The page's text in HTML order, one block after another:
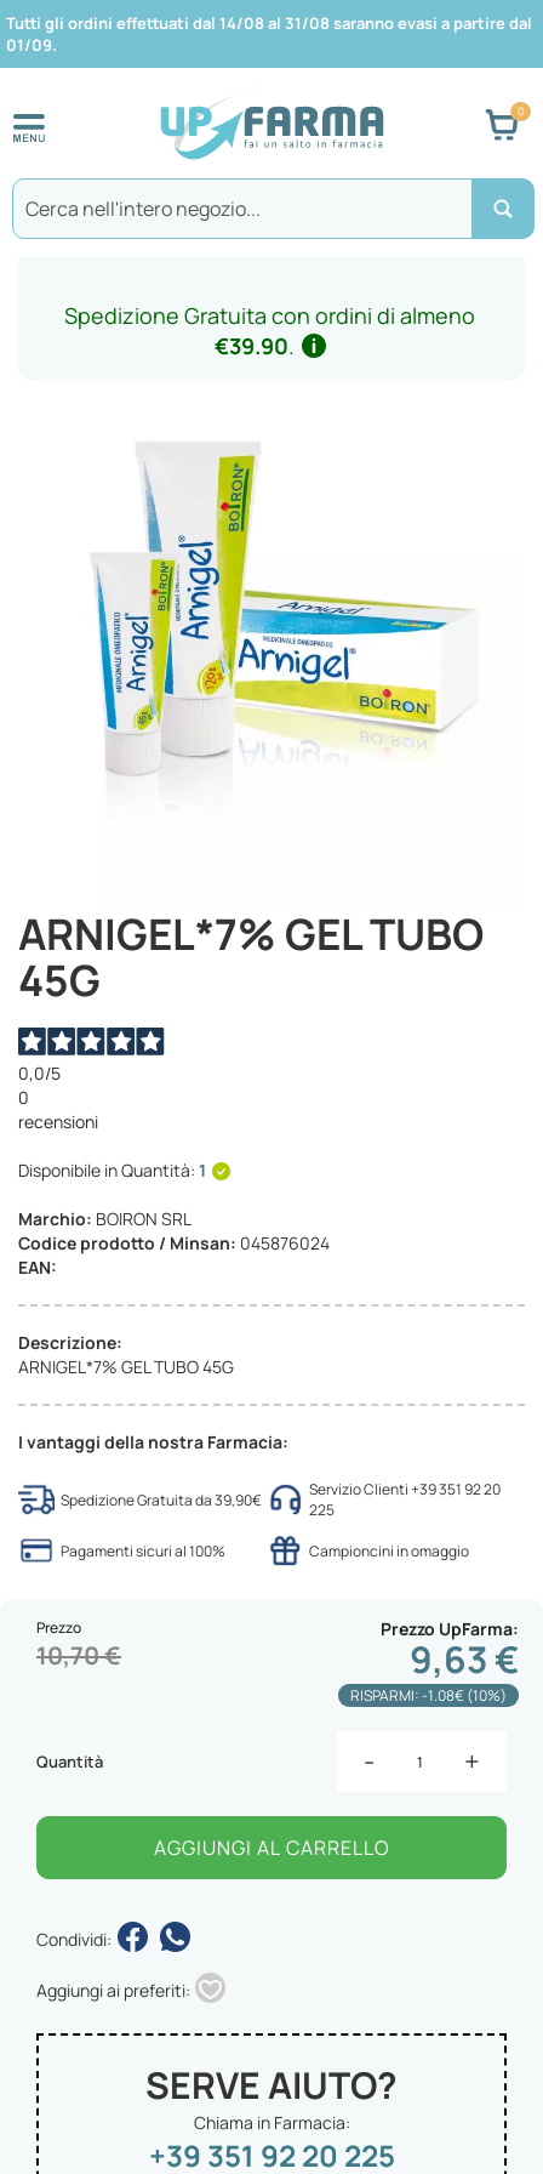
Tutti gli ordini effettuati dal 14/08 al 31/08 saranno evasi a partire dal
01/09.
Spedizione Gratuita con ordini di almeno
€39.90.
ARNIGEL*7% GEL TUBO
45G
0,0/5
0
recensioni
Disponibile in Quantità: 1
Marchio: BOIRON SRL
Codice prodotto / Minsan: 045876024
EAN:
Descrizione:
ARNIGEL*7% GEL TUBO 45G
I vantaggi della nostra Farmacia:
Spedizione Gratuita da 39,90€
Servizio Clienti +39 351 92 20
225
Pagamenti sicuri al 100%
Campioncini in omaggio
Prezzo UpFarma
9,63 €
Prezzo
10,70 €
RISPARMI: -1.08€ (10%)
Quantità - +
AGGIUNGI AL CARRELLO
Condividi:
Aggiungi ai preferiti:
SERVE AIUTO?
Chiama in Farmacia:
+39 351 92 20 225
Vai
all'inizio
della
galleria
immagini